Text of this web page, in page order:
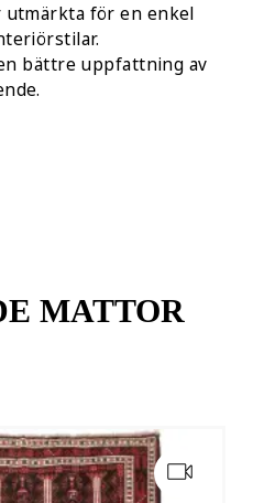
utmärkta för en enkel
bättre uppfattning av
MATTOR